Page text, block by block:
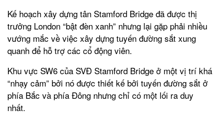
Kế hoạch xây dựng tân Stamford Bridge đã được thị
trưởng London “bật đèn xanh” nhưng lại gặp phải nhiều
vướng mắc về việc xây dựng tuyến đường sắt xung
quanh để hỗ trợ các cổ động viên.
Khu vực SW6 của SVĐ Stamford Bridge ở một vị trí khá
“nhạy cảm” bởi nó được thiết kế bởi tuyến đường sắt ở
phía Bắc và phía Đông nhưng chỉ có một lối ra duy
nhất.